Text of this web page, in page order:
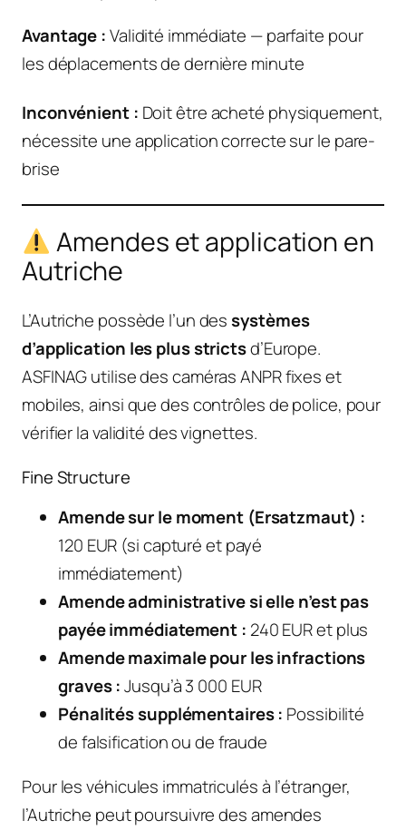
Avantage :Validité immédiate — parfaite pour
les déplacements de dernière minute
Inconvénient : Doit être acheté physiquement,
nécessite une application correcte sur le pare-
brise
Amendes et application en
Autriche
L’Autriche possède l’un dessystèmes
d’application les plus strictsd’Europe.
ASFINAG utilise des caméras ANPR fixes et
mobiles, ainsi que des contrôles de police, pour
vérifier la validité des vignettes.
Fine Structure
Amende sur le moment (Ersatzmaut) :
120 EUR (si capturé et payé
immédiatement)
Amende administrative si elle n’est pas
payée immédiatement : 240 EUR et plus
Amende maximale pour les infractions
graves :Jusqu’à 3 000 EUR
Pénalités supplémentaires : Possibilité
de falsification ou de fraude
Pour les véhicules immatriculés à l’étranger,
l’Autriche peut poursuivre des amendes